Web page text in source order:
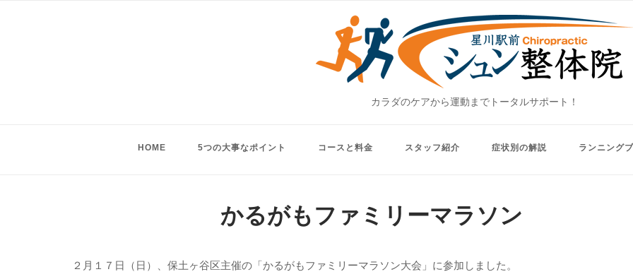
カラダのケアから運動までトータルサポート！
HOME 5つの大事なポイント コースと料金 スタッフ紹介 症状別の解説 ランニング
かるがもファミリーマラソン
２月１７日（日）、保土ヶ谷区主催の「かるがもファミリーマラソン大会」に参加しました。